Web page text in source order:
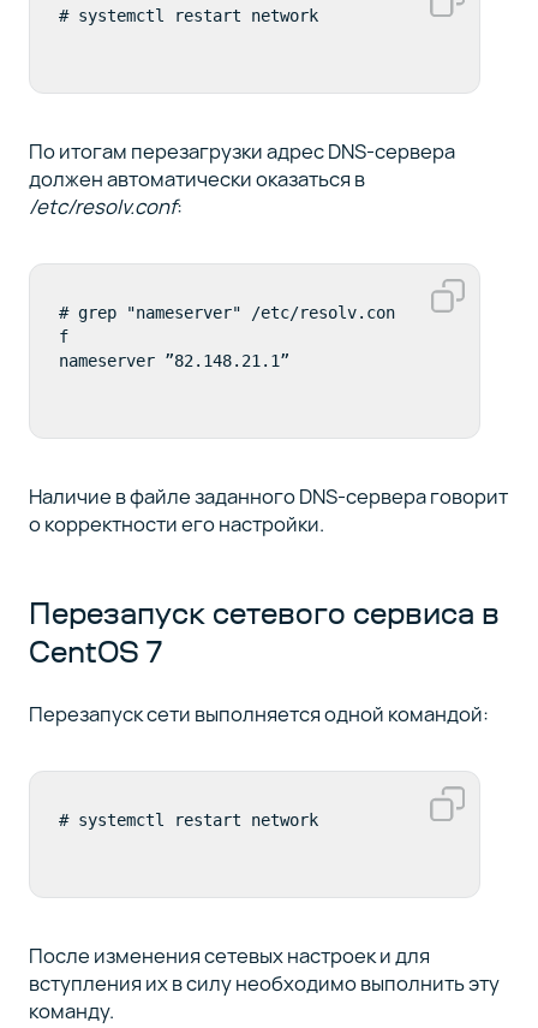
# systemctl restart network
По итогам перезагрузки адрес DNS-сервера
должен автоматически оказаться в
/etc/resolv.conf:
# grep "nameserver" /etc/resolv.con
f
nameserver ”82.148.21.1”
Наличие в файле заданного DNS-сервера говорит
о корректности его настройки.
Перезапуск сетевого сервиса в
CentOS 7
Перезапуск сети выполняется одной командой:
# systemctl restart network
После изменения сетевых настроек и для
вступления их в силу необходимо выполнить эту
команду.